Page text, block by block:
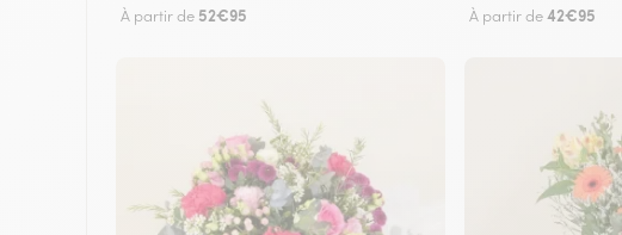
À partir de 52€95 À partir de42€95